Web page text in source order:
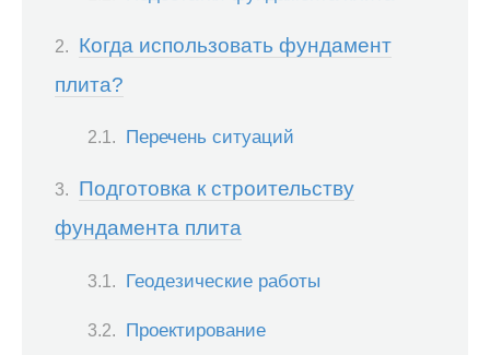
Когда использовать фундамент
плита?
Перечень ситуаций
Подготовка к строительству
фундамента плита
Геодезические работы
Проектирование